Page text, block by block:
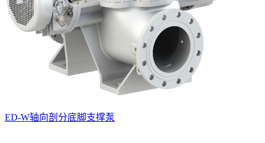
ED-W轴向剖分底脚支撑泵